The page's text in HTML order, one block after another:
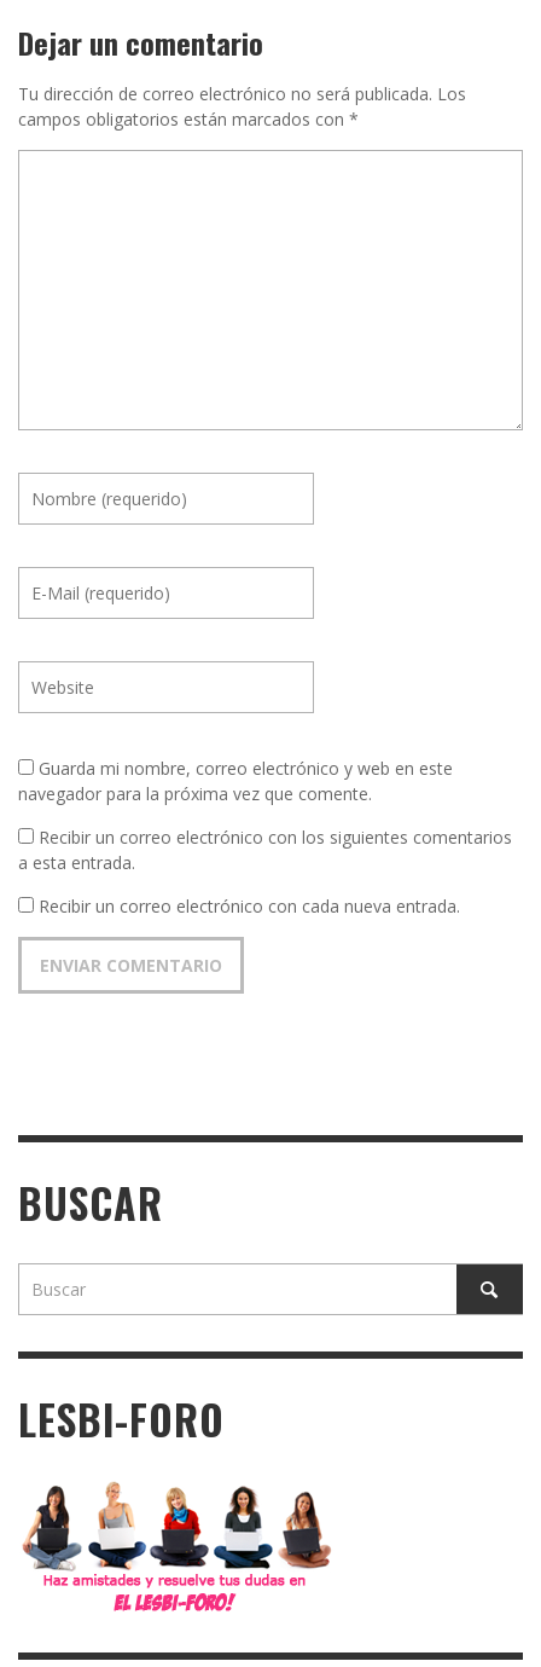
Dejar un comentario
Tu dirección de correo electrónico no será publicada. Los
campos obligatorios están marcados con *
Guarda mi nombre, correo electrónico y web en este
navegador para la próxima vez que comente.
Recibir un correo electrónico con los siguientes comentarios
a esta entrada.
Recibir un correo electrónico con cada nueva entrada.
BUSCAR
LESBI-FORO